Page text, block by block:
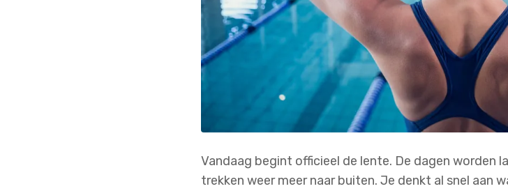
Vandaag begint officieel de lente. De dagen worden
trekken weer meer naar buiten. Je denkt al snel aan